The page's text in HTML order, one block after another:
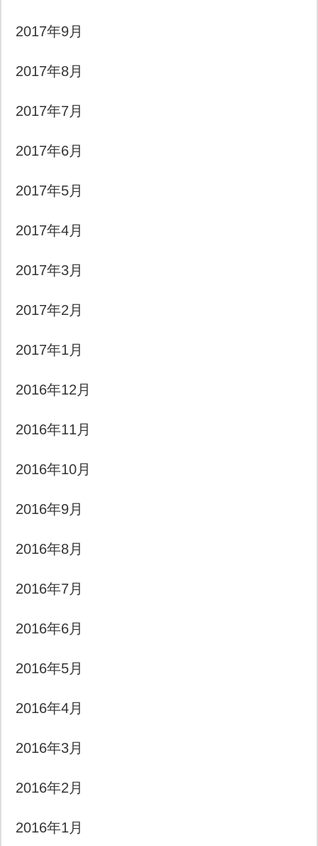
2017年9月
2017年8月
2017年7月
2017年6月
2017年5月
2017年4月
2017年3月
2017年2月
2017年1月
2016年12月
2016年11月
2016年10月
2016年9月
2016年8月
2016年7月
2016年6月
2016年5月
2016年4月
2016年3月
2016年2月
2016年1月